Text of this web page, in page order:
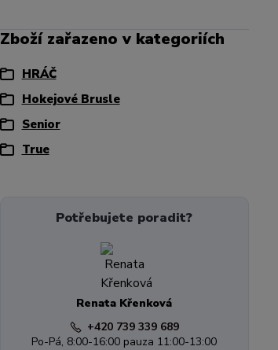
Zboží zařazeno v kategoriích
HRÁČ
Hokejové Brusle
Senior
True
Potřebujete poradit?
Renata Křenková
+420 739 339 689
Po-Pá, 8:00-16:00 pauza 11:00-13:00